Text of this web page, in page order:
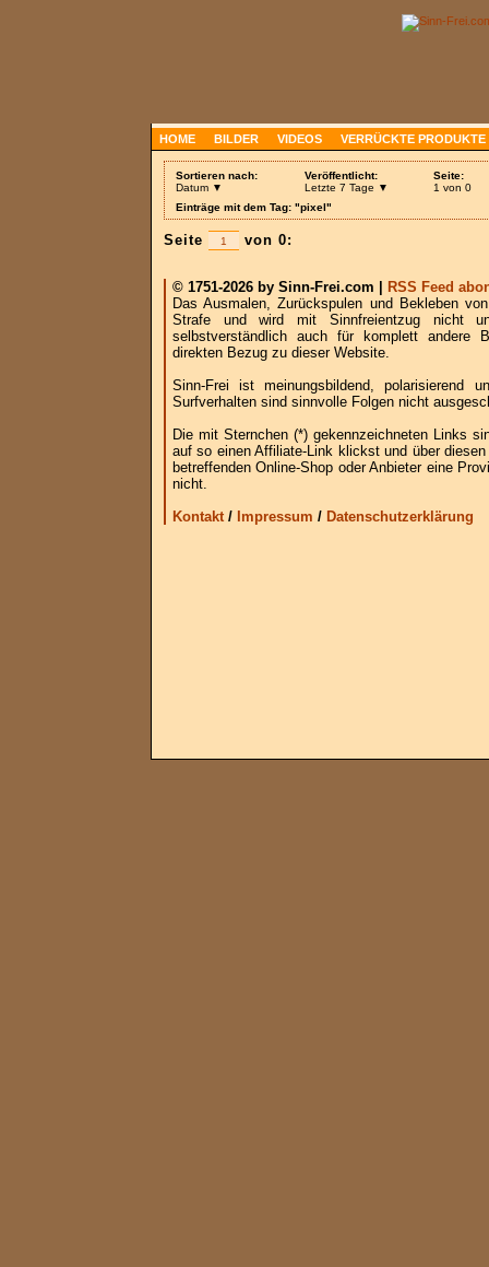
HOME BILDER VIDEOS VERRÜCKTE PRODUKTE
Sortieren nach:
Datum ▼
Veröffentlicht:
Letzte 7 Tage ▼
Seite:
1 von 0
Einträge mit dem Tag: "pixel"
Seite von 0:
© 1751-2026 by Sinn-Frei.com |
RSS Feed
Das Ausmalen, Zurückspulen und Bekleben
Strafe und wird mit Sinnfreientzug nicht
selbstverständlich auch für komplett andere
direkten Bezug zu dieser Website.
Sinn-Frei ist meinungsbildend, polarisierend
Surfverhalten sind sinnvolle Folgen nicht
Die mit Sternchen (*) gekennzeichneten Links
auf so einen Affiliate-Link klickst und über
betreffenden Online-Shop oder Anbieter eine
nicht.
Kontakt/ Impressum / Datenschutzerklärung